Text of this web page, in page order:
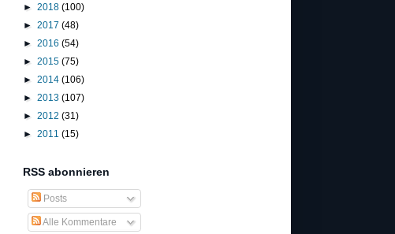
► 2018 (100)
► 2017 (48)
► 2016 (54)
► 2015 (75)
► 2014 (106)
► 2013 (107)
► 2012 (31)
► 2011 (15)
RSS abonnieren
Posts
Alle Kommentare